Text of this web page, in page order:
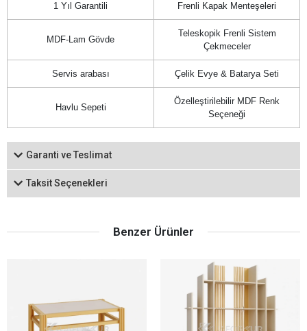
1 Yıl Garantili Frenli Kapak Menteşeleri
MDF-Lam Gövde
Teleskopik Frenli Sistem
Çekmeceler
Servis arabası Çelik Evye & Batarya Seti
Havlu Sepeti
Özelleştirilebilir MDF Renk
Seçeneği
Garanti ve Teslimat
Taksit Seçenekleri
Benzer Ürünler